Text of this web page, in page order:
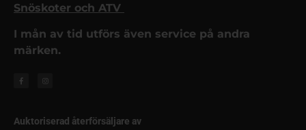
Snöskoter och ATV
I mån av tid utförs även service på andra
märken.
Auktoriserad återförsäljare av